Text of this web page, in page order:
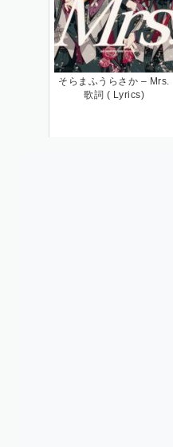
そらまふうらさか – Mrs.
歌詞 ( Lyrics)